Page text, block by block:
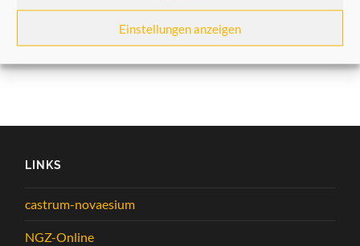
Einstellungen anzeigen
In seinen Texten und Versen lebt unsere Stadt und auch
vieles von dem, was die Heimatfreunde anstreben und
LINKS
castrum-novaesium
NGZ-Online